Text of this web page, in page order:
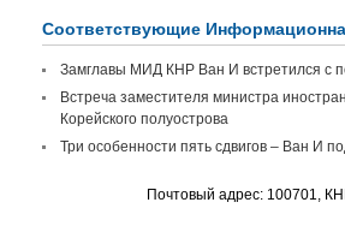
Соответствующие
Замглавы МИД КНР Ван И встретился с
Встреча заместителя министра
Корейского полуострова
Три особенности пять сдвигов – Ван И
Почтовый адрес: 100701,